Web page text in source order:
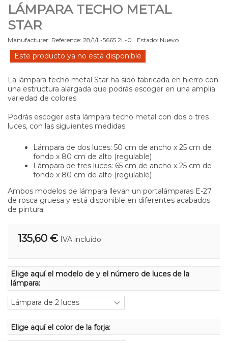
LÁMPARA TECHO METAL
STAR
Manufacturer: Reference: 28/1/L-5665 2L-0 Estado: Nuevo
Este producto ya no está disponible
La lámpara techo metal Star ha sido fabricada en hierro con
una estructura alargada que podrás escoger en una amplia
variedad de colores.
Podrás escoger esta lámpara techo metal con dos o tres
luces, con las siguientes medidas:
Lámpara de dos luces: 50 cm de ancho x 25 cm de
fondo x 80 cm de alto (regulable)
Lámpara de tres luces: 65 cm de ancho x 25 cm de
fondo x 80 cm de alto (regulable)
Ambos modelos de lámpara llevan un portalámparas E-27
de rosca gruesa y está disponible en diferentes acabados
de pintura.
135,60 € IVA incluído
Elige aquí el modelo de y el número de luces de la
lámpara:
Elige aquí el color de la forja: